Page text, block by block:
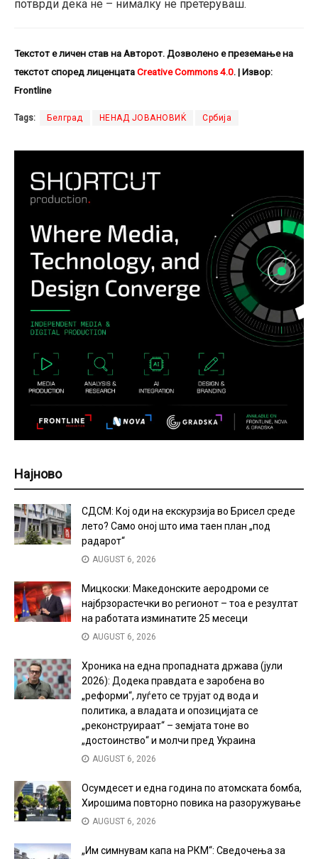
потврди дека не – нималку не претеруваш.
Текстот е личен став на Авторот. Дозволено е преземање на
текстот според лиценцатаCreativeCommons4.0.| Извор:
Frontline
Tags: Белград НЕНАД ЈОВАНОВИЌ Србија
Најново
СДСМ: Кој оди на екскурзија во Брисел среде
лето? Само оној што има таен план „под
радарот“
AUGUST 6, 2026
Мицкоски: Македонските аеродроми се
најбрзорастечки во регионот – тоа е резултат
на работата изминатите 25 месеци
AUGUST 6, 2026
Хроника на една пропадната држава (јули
2026): Додека правдата е заробена во
„реформи“, луѓето се трујат од вода и
политика, а владата и опозицијата се
„реконструираат“ – земјата тоне во
„достоинство“ и молчи пред Украина
AUGUST 6, 2026
Осумдесет и една година по атомската бомба,
Хирошима повторно повика на разоружување
AUGUST 6, 2026
„Им симнувам капа на РКМ“: Сведочења за